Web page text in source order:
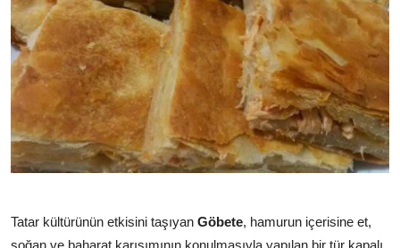
Tatar kültürünün etkisini taşıyan Göbete, hamurun içerisine et,
soğan ve baharat karışımının konulmasıyla yapılan bir tür kapalı